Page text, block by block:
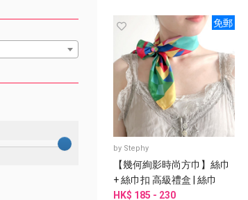
免郵
by Stephy
【幾何絢影時尚方巾】絲巾
+ 絲巾扣 高級禮盒 | 絲巾
HK$ 185 - 230